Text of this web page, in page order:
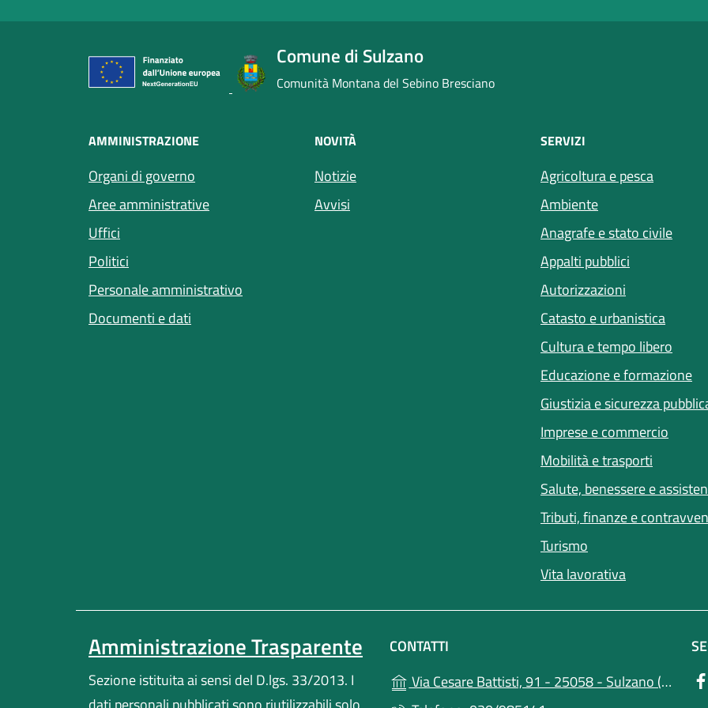
Comune di Sulzano
Comunità Montana del Sebino Bresciano
AMMINISTRAZIONE
Organi di governo
Aree amministrative
Uffici
Politici
Personale amministrativo
Documenti e dati
NOVITÀ
Notizie
Avvisi
SERVIZI
Agricoltura e pesca
Ambiente
Anagrafe e stato civile
Appalti pubblici
Autorizzazioni
Catasto e urbanistica
Cultura e tempo libero
Educazione e formazione
Giustizia e sicurezza
Imprese e commercio
Mobilità e trasporti
Salute, benessere e
Tributi, finanze e
Turismo
Vita lavorativa
Amministrazione Trasparente
Sezione istituita ai sensi del D.lgs. 33/2013. I
CONTATTI
Via Cesare Battisti, 91 - 25058 - Sulzano (BS)